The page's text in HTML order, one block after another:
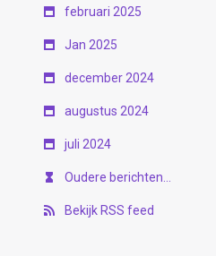
februari 2025
Jan 2025
december 2024
augustus 2024
juli 2024
Oudere berichten...
Bekijk RSS feed